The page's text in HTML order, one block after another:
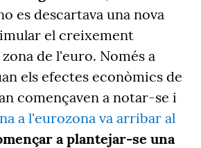
es descartava una nova
el creixement
de l'euro. Només a
els efectes econòmics de
començaven a notar-se i
a l'eurozona va arribar al
a plantejar-se una